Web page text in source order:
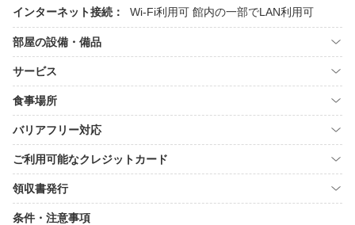
インターネット接続： Wi-Fi利用可 館内の一部でLAN利用可
部屋の設備・備品
サービス
食事場所
バリアフリー対応
ご利用可能なクレジットカード
領収書発行
条件・注意事項